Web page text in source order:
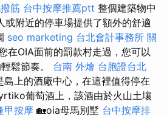
筋 台中按摩推薦ptt 整個建築物中
或附近的停車場提供了額外的舒適
seo marketing 台北會計事務所 關
在OIA面前的罰款村走過，您可以
鬆節奏。 台南 外燴 台胞證台北
島上的酒廠中心，在這裡值得停在
葡萄酒上，該酒由於火山土壤
甲按摩 🏡oia母馬別墅 台中按摩排